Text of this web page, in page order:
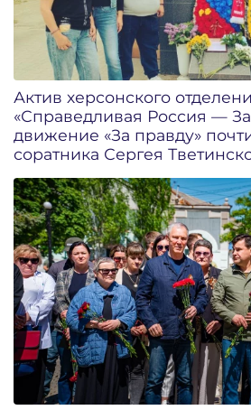
Актив херсонского
«Справедливая Россия —
движение «За правду»
соратника Сергея